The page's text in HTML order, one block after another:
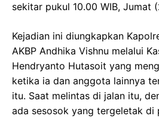
sekitar pukul 10.00 WIB, Jumat
Kejadian ini diungkapkan
AKBP Andhika Vishnu melalui
Hendryanto Hutasoit yang
ketika ia dan anggota lainnya
itu. Saat melintas di jalan itu,
ada sesosok yang tergeletak di